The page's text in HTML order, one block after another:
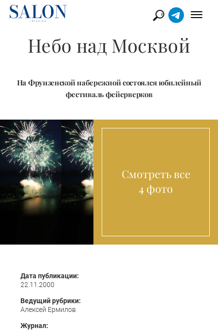
Небо над Москвой
На Фрунзенской набережной состоялся юбилейный
фестиваль фейерверков
Смотреть все
4 фото
Дата публикации:
22.11.2000
Ведущий рубрики:
Алексей Ермилов
Журнал: